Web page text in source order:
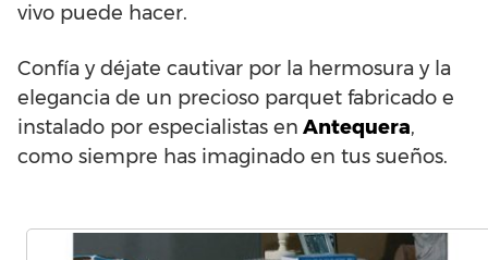
vivo puede hacer.
Confía y déjate cautivar por la hermosura y la
elegancia de un precioso parquet fabricado e
instalado por especialistas en Antequera,
como siempre has imaginado en tus sueños.